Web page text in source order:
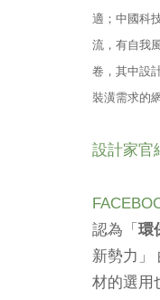
適；中國科
流，有自我
卷，其中設
裝潢需求的
設計家官
認為「 環
新勢力」
材的選用